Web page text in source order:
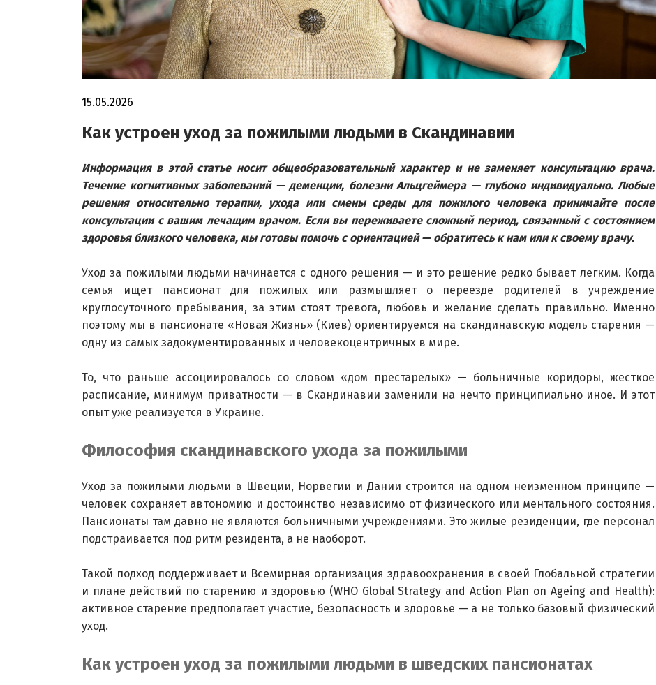
15.05.2026
Как устроен уход за пожилыми людьми в Скандинавии
Информация в этой статье носит общеобразовательный характер и не заменяет консультацию врача.
Течение когнитивных заболеваний — деменции, болезни Альцгеймера — глубоко индивидуально. Любые
решения относительно терапии, ухода или смены среды для пожилого человека принимайте после
консультации с вашим лечащим врачом. Если вы переживаете сложный период, связанный с состоянием
здоровья близкого человека, мы готовы помочь с ориентацией — обратитесь к нам или к своему врачу.
Уход за пожилыми людьми начинается с одного решения — и это решение редко бывает легким. Когда
семья ищет пансионат для пожилых или размышляет о переезде родителей в учреждение
круглосуточного пребывания, за этим стоят тревога, любовь и желание сделать правильно. Именно
поэтому мы в пансионате «Новая Жизнь» (Киев) ориентируемся на скандинавскую модель старения —
одну из самых задокументированных и человекоцентричных в мире.
То, что раньше ассоциировалось со словом «дом престарелых» — больничные коридоры, жесткое
расписание, минимум приватности — в Скандинавии заменили на нечто принципиально иное. И этот
опыт уже реализуется в Украине.
Философия скандинавского ухода за пожилыми
Уход за пожилыми людьми в Швеции, Норвегии и Дании строится на одном неизменном принципе —
человек сохраняет автономию и достоинство независимо от физического или ментального состояния.
Пансионаты там давно не являются больничными учреждениями. Это жилые резиденции, где персонал
подстраивается под ритм резидента, а не наоборот.
Такой подход поддерживает и Всемирная организация здравоохранения в своей Глобальной стратегии
и плане действий по старению и здоровью (WHO Global Strategy and Action Plan on Ageing and Health):
активное старение предполагает участие, безопасность и здоровье — а не только базовый физический
уход.
Как устроен уход за пожилыми людьми в шведских пансионатах